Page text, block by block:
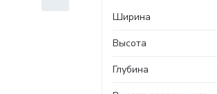
Ширина
Высота
Глубина